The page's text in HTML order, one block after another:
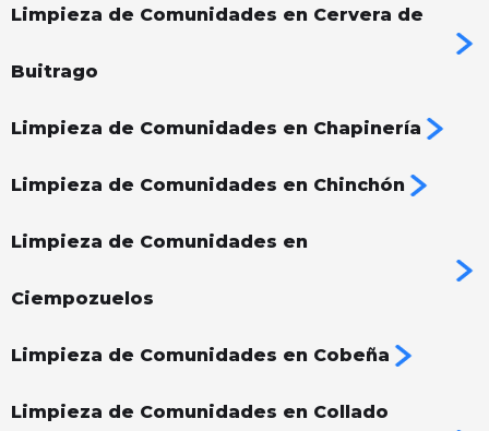
Limpieza de Comunidades en Cervera de
Buitrago
Limpieza de Comunidades en Chapinería
Limpieza de Comunidades en Chinchón
Limpieza de Comunidades en
Ciempozuelos
Limpieza de Comunidades en Cobeña
Limpieza de Comunidades en Collado